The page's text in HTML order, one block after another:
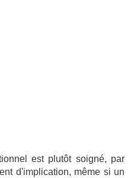
est plutôt soigné, par
d'implication, même si un